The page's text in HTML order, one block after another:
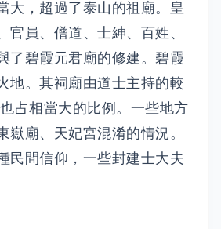
大，超過了泰山的祖廟。皇
官員、僧道、士紳、百姓、
了碧霞元君廟的修建。碧霞
地。其祠廟由道士主持的較
占相當大的比例。一些地方
嶽廟、天妃宮混淆的情況。
民間信仰，一些封建士大夫